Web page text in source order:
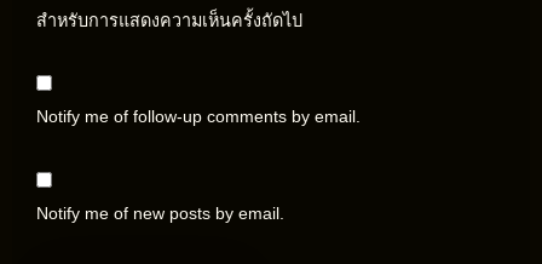
สำหรับการแสดงความเห็นครั้งถัดไป
Notify me of follow-up comments by email.
Notify me of new posts by email.